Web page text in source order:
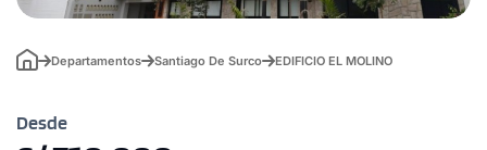
Departamentos Santiago De Surco EDIFICIO EL MOLINO
Desde